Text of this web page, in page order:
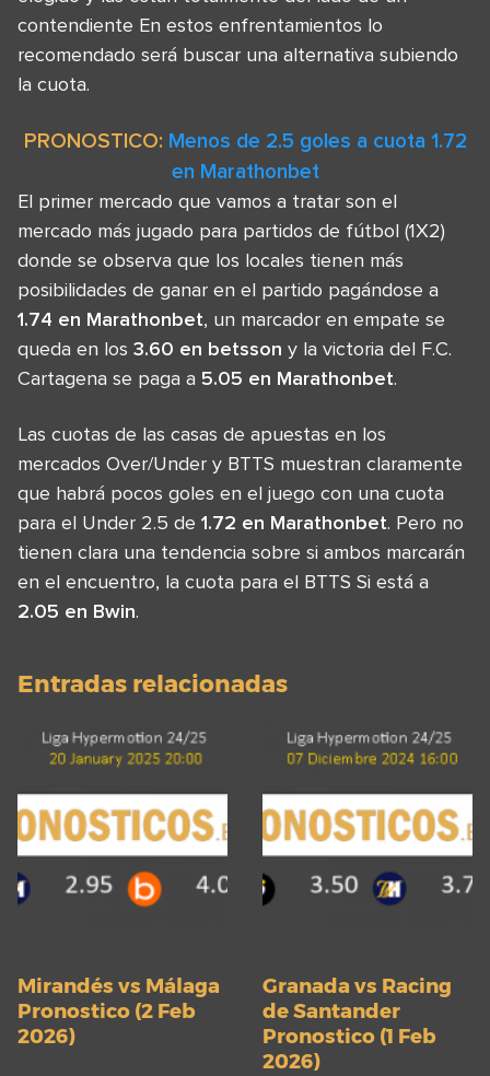
contendiente En estos enfrentamientos lo
recomendado será buscar una alternativa subiendo
la cuota.
PRONOSTICO: Menos de 2.5 goles a cuota 1.72
en Marathonbet
El primer mercado que vamos a tratar son el
mercado más jugado para partidos de fútbol (1X2)
donde se observa que los locales tienen más
posibilidades de ganar en el partido pagándose a
1.74 en Marathonbet, un marcador en empate se
queda en los 3.60 en betsson y la victoria del F.C.
Cartagena se paga a 5.05 en Marathonbet.
Las cuotas de las casas de apuestas en los
mercados Over/Under y BTTS muestran claramente
que habrá pocos goles en el juego con una cuota
para el Under 2.5 de 1.72 en Marathonbet. Pero no
tienen clara una tendencia sobre si ambos marcarán
en el encuentro, la cuota para el BTTS Si está a
2.05 en Bwin.
Entradas relacionadas
Mirandés vs Málaga
Pronostico (2 Feb
2026)
Granada vs Racing
de Santander
Pronostico (1 Feb
2026)